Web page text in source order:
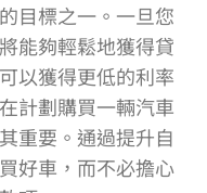
目標之一。一旦您
能夠輕鬆地獲得貸
以獲得更低的利率
計劃購買一輛汽車
重要。通過提升自
好車，而不必擔心